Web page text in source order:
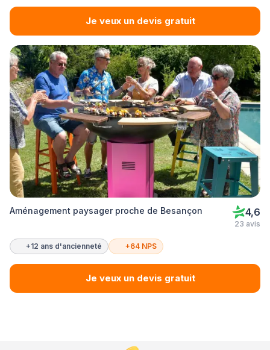
Je veux un devis gratuit
Aménagement paysager proche de Besançon 4,6
23 avis
+12 ans d'ancienneté +64 NPS
Je veux un devis gratuit